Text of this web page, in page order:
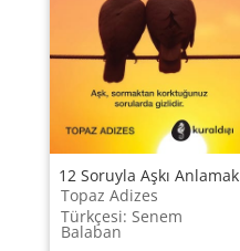
12 Soruyla Aşkı Anlamak
Topaz Adizes
Türkçesi: Senem
Balaban